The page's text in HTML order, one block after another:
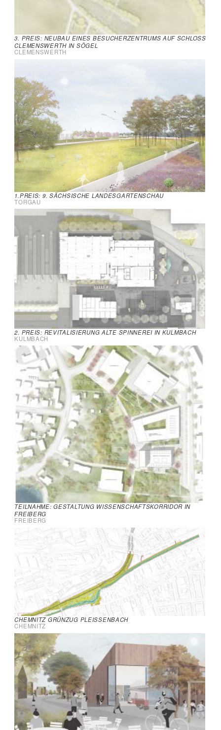
3. PREIS: NEUBAU EINES BESUCHERZENTRUMS AUF SCHLOSS
CLEMENSWERTH IN SÖGEL
CLEMENSWERTH
1.PREIS: 9. SÄCHSISCHE LANDESGARTENSCHAU
TORGAU
2. PREIS: REVITALISIERUNG ALTE SPINNEREI IN KULMBACH
KULMBACH
TEILNAHME: GESTALTUNG WISSENSCHAFTSKORRIDOR IN
FREIBERG
FREIBERG
CHEMNITZ GRÜNZUG PLEISSENBACH
CHEMNITZ